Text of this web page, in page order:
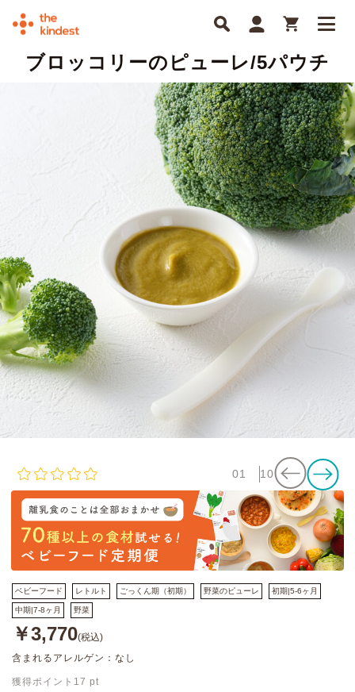
ブロッコリーのピューレ/5パウチ
01 10
ベビーフード レトルト ごっくん期（初期） 野菜のピューレ 初期|5-6ヶ月
中期|7-8ヶ月 野菜
￥3,770(税込)
含まれるアレルゲン：なし
獲得ポイント 17 pt